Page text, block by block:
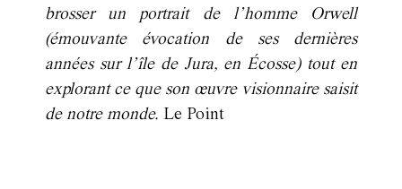
brosser un portrait de l’homme Orwell
(émouvante évocation de ses dernières
années sur l’île de Jura, en Écosse) tout en
explorant ce que son œuvre visionnaire saisit
de notre monde. Le Point